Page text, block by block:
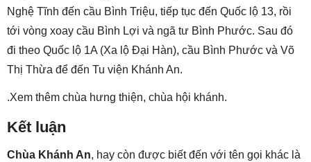
Nghệ Tĩnh đến cầu Bình Triệu, tiếp tục đến Quốc lộ 13, rồi
tới vòng xoay cầu Bình Lợi và ngã tư Bình Phước. Sau đó
đi theo Quốc lộ 1A (Xa lộ Đại Hàn), cầu Bình Phước và Võ
Thị Thừa để đến Tu viện Khánh An.
.Xem thêm chùa hưng thiện, chùa hội khánh.
Kết luận
Chùa Khánh An, hay còn được biết đến với tên gọi khác là